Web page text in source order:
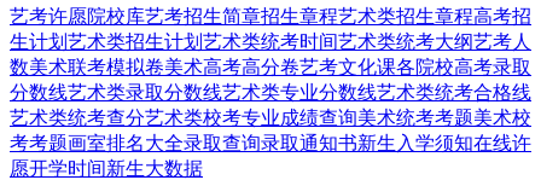
艺考许愿院校库艺考招生简章招生章程艺术类招生章程高考招
生计划 艺术类招生计划 艺术类统考时间艺术类统考大纲艺考人
数美术联考模拟卷美术高考高分卷艺考文化课各院校高考录取
分数线艺术类录取分数线艺术类专业分数线艺术类统考合格线
艺术类统考查分艺术类校考专业成绩查询美术统考考题美术校
考考题画室排名大全录取查询录取通知书新生入学须知在线许
愿开学时间新生大数据